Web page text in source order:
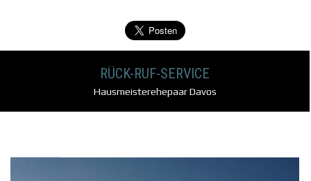
RÜCK-RUF-SERVICE
Hausmeisterehepaar Davos